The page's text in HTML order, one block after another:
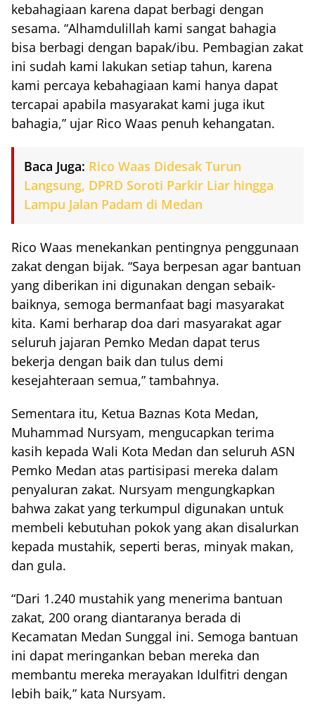
kebahagiaan karena dapat berbagi dengan
sesama. “Alhamdulillah kami sangat bahagia
bisa berbagi dengan bapak/ibu. Pembagian zakat
ini sudah kami lakukan setiap tahun, karena
kami percaya kebahagiaan kami hanya dapat
tercapai apabila masyarakat kami juga ikut
bahagia,” ujar Rico Waas penuh kehangatan.
Baca Juga: Rico Waas Didesak Turun
Langsung, DPRD Soroti Parkir Liar hingga
Lampu Jalan Padam di Medan
Rico Waas menekankan pentingnya penggunaan
zakat dengan bijak. “Saya berpesan agar bantuan
yang diberikan ini digunakan dengan sebaik-
baiknya, semoga bermanfaat bagi masyarakat
kita. Kami berharap doa dari masyarakat agar
seluruh jajaran Pemko Medan dapat terus
bekerja dengan baik dan tulus demi
kesejahteraan semua,” tambahnya.
Sementara itu, Ketua Baznas Kota Medan,
Muhammad Nursyam, mengucapkan terima
kasih kepada Wali Kota Medan dan seluruh ASN
Pemko Medan atas partisipasi mereka dalam
penyaluran zakat. Nursyam mengungkapkan
bahwa zakat yang terkumpul digunakan untuk
membeli kebutuhan pokok yang akan disalurkan
kepada mustahik, seperti beras, minyak makan,
dan gula.
“Dari 1.240 mustahik yang menerima bantuan
zakat, 200 orang diantaranya berada di
Kecamatan Medan Sunggal ini. Semoga bantuan
ini dapat meringankan beban mereka dan
membantu mereka merayakan Idulfitri dengan
lebih baik,” kata Nursyam.